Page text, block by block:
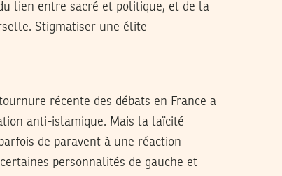
lien entre sacré et politique, et de la
Stigmatiser une élite
récente des débats en France a
anti-islamique. Mais la laïcité
de paravent à une réaction
personnalités de gauche et